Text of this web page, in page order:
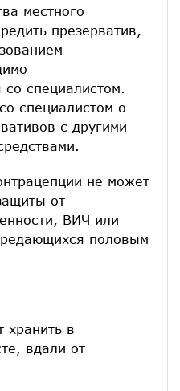
местного
презерватив,
со специалистом.
специалистом о
с другими
не может
от
ВИЧ или
половым
хранить в
вдали от